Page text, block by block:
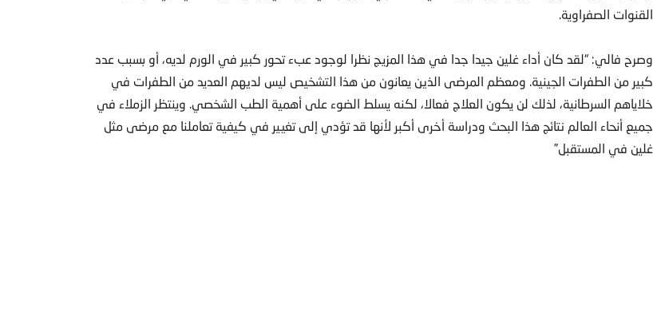
القنوات الصفراوية.
وصرح فالي: “لقد كان أداء غلين جيدا جدا في هذا المزيج نظرا لوجود عبء تحور كبير في الورم لديه، أو بسبب عدد
كبير من الطفرات الجينية. ومعظم المرضى الذين يعانون من هذا التشخيص ليس لديهم العديد من الطفرات في
خلاياهم السرطانية، لذلك لن يكون العلاج فعالا، لكنه يسلط الضوء على أهمية الطب الشخصي. وينتظر الزملاء في
جميع أنحاء العالم نتائج هذا البحث ودراسة أخرى أكبر لأنها قد تؤدي إلى تغيير في كيفية تعاملنا مع مرضى مثل
غلين في المستقبل”